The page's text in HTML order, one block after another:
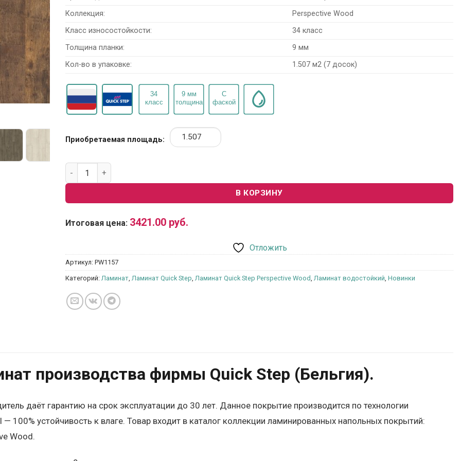
Коллекция:
Perspective Wood
Класс износостойкости:
34 класс
Толщина планки:
9 мм
Кол-во в упаковке:
1.507 м2 (7 досок)
Приобретаемая площадь:
Количество товара Ламинат Quick Step Perspective Wood PW1157 "Дуб Почтенный Натуральный
В КОРЗИНУ
Итоговая цена: 3421.00 руб.
Отложить
Артикул: PW1157
Категорий: Ламинат Ламинат Quick Step Ламинат Quick Step Perspective Wood Ламинат водостойкий Новинки
производства фирмы Quick Step (Бельгия).
даёт гарантию на срок эксплуатации до 30 лет. Данное покрытие производится по технологии
— 100% устойчивость к влаге. Товар входит в каталог коллекции ламинированных напольных покрытий:
Wood.